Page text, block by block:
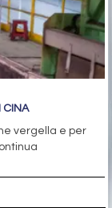
CINA
vergella e per